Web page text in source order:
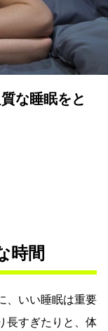
な睡眠をと
時間
、いい睡眠は重要
長すぎたりと、体